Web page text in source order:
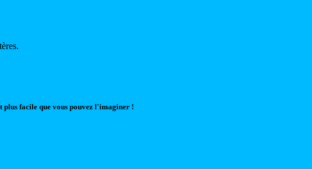
plus facile que vous pouvez l'imaginer !